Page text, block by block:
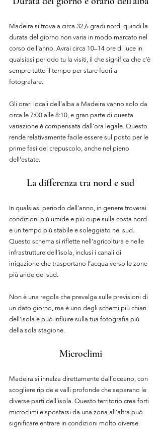
Madeira si trova a circa 32,6 gradi nord, quindi la
durata del giorno non varia in modo marcato nel
corso dell’anno. Avrai circa 10–14 ore di luce in
qualsiasi periodo tu la visiti, il che significa che c’è
sempre tutto il tempo per stare fuori a
fotografare.
Gli orari locali dell’alba a Madeira vanno solo da
circa le 7:00 alle 8:10, e gran parte di questa
variazione è compensata dall’ora legale. Questo
rende relativamente facile essere sul posto per le
prime fasi del crepuscolo, anche nel pieno
dell’estate.
La differenza tra nord e sud
In qualsiasi periodo dell’anno, in genere troverai
condizioni più umide e più cupe sulla costa nord
e un tempo più stabile e soleggiato nel sud.
Questo schema si riflette nell’agricoltura e nelle
infrastrutture dell’isola, inclusi i canali di
irrigazione che trasportano l’acqua verso le zone
più aride del sud.
Non è una regola che prevalga sulle previsioni di
un dato giorno, ma è uno degli schemi più chiari
dell’isola e può influire sulla tua fotografia più
della sola stagione.
Microclimi
Madeira si innalza direttamente dall’oceano, con
scogliere ripide e valli profonde che separano le
diverse parti dell’isola. Questo territorio crea forti
microclimi e spostarsi da una zona all’altra può
significare entrare in condizioni molto diverse.